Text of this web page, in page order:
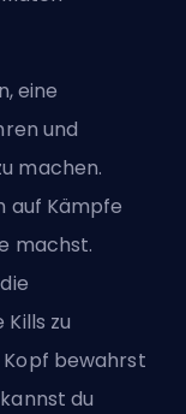
eine
und
machen.
auf Kämpfe
machst.
zu
Kopf bewahrst
du